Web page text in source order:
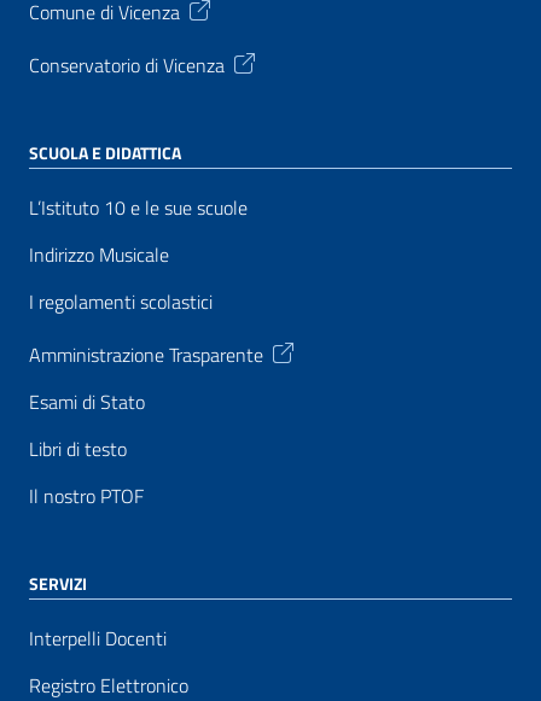
Comune di Vicenza
Conservatorio di Vicenza
SCUOLA E DIDATTICA
L’Istituto 10 e le sue scuole
Indirizzo Musicale
I regolamenti scolastici
Amministrazione Trasparente
Esami di Stato
Libri di testo
Il nostro PTOF
SERVIZI
Interpelli Docenti
Registro Elettronico